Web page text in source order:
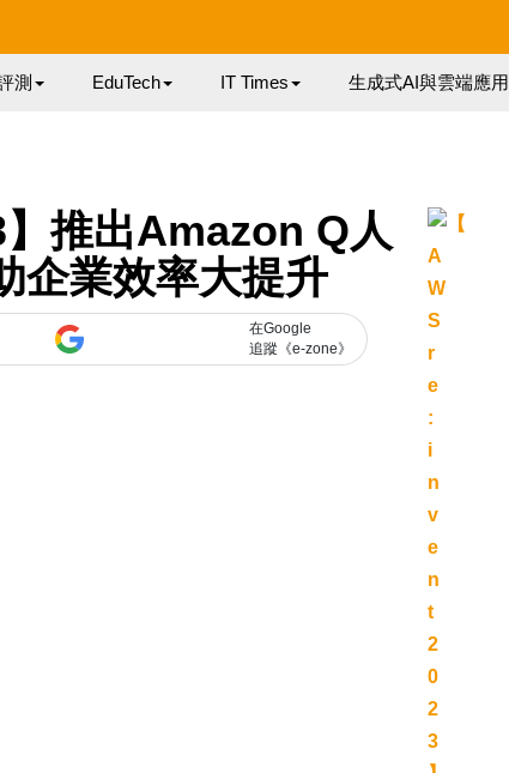
測 EduTech IT Times 生成式AI與雲端應用
推出Amazon Q人
企業效率大提升
在Google
追蹤《e-zone》